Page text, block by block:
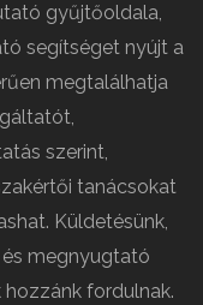
gyűjtőoldala,
segítséget nyújt a
megtalálhatja
szerint,
tanácsokat
Küldetésünk,
megnyugtató
fordulnak.